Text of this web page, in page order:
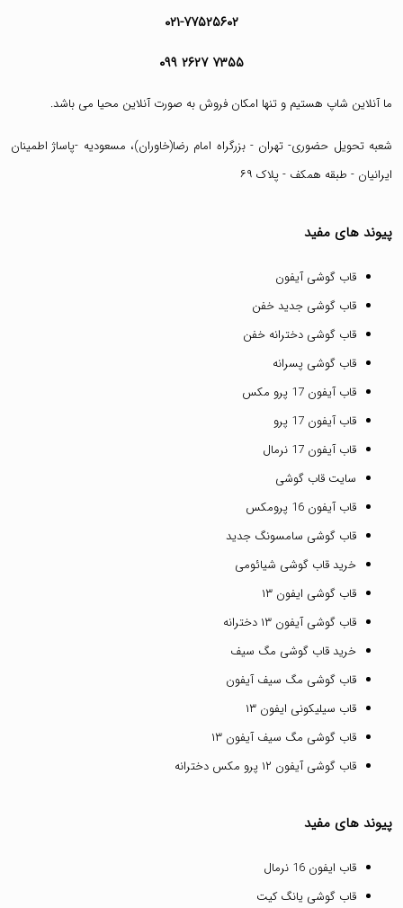
۰۲۱-۷۷۵۲۵۶۰۲
۰۹۹ ۲۶۲۷ ۷۳۵۵
ما آنلاین شاپ هستیم و تنها امکان فروش به صورت آنلاین محیا می باشد.
شعبه تحویل حضوری- تهران - بزرگراه امام رضا(خاوران)، مسعودیه -پاساژ اطمینان
ایرانیان - طبقه همکف - پلاک ۶۹
پیوند های مفید
قاب گوشی آیفون
قاب گوشی جدید خفن
قاب گوشی دخترانه خفن
قاب گوشی پسرانه
قاب آیفون 17 پرو مکس
قاب آیفون 17 پرو
قاب آیفون 17 نرمال
سایت قاب گوشی
قاب آیفون 16 پرومکس
قاب گوشی سامسونگ جدید
خرید قاب گوشی شیائومی
قاب گوشی ایفون ۱۳
قاب گوشی آیفون ۱۳ دخترانه
خرید قاب گوشی مگ سیف
قاب گوشی مگ سیف آیفون
قاب سیلیکونی ایفون ۱۳
قاب گوشی مگ سیف آیفون ۱۳
قاب گوشی آیفون ۱۲ پرو مکس دخترانه
پیوند های مفید
قاب ایفون 16 نرمال
قاب گوشی یانگ کیت